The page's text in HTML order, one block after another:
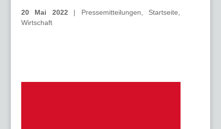
20 Mai 2022 | Pressemitteilungen Startseite
Wirtschaft